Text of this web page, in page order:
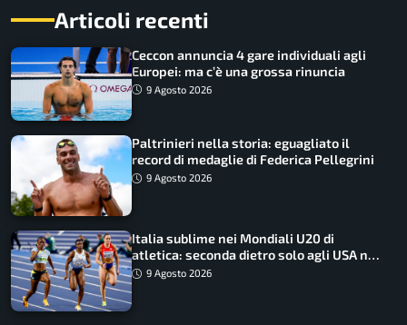
Articoli recenti
Ceccon annuncia 4 gare individuali agli
Europei: ma c’è una grossa rinuncia
9 Agosto 2026
Paltrinieri nella storia: eguagliato il
record di medaglie di Federica Pellegrini
9 Agosto 2026
Italia sublime nei Mondiali U20 di
atletica: seconda dietro solo agli USA nel
medagliere
9 Agosto 2026